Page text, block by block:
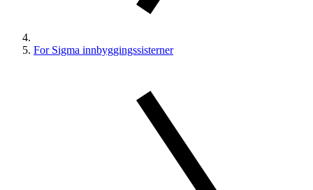
For Sigma innbyggingssisterner